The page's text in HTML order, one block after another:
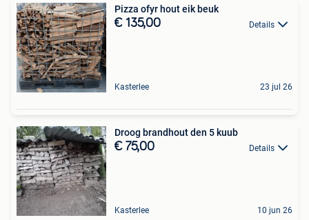
Pizza ofyr hout eik beuk
€ 135,00 Details
Kasterlee 23 jul 26
Droog brandhout den 5 kuub
€ 75,00 Details
Kasterlee 10 jun 26